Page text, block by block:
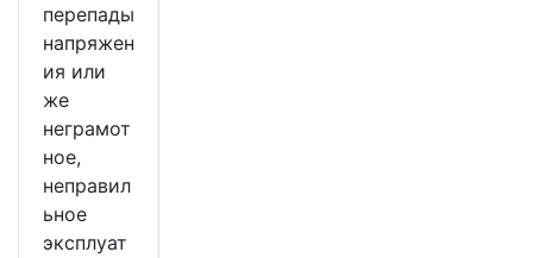
перепады
напряжен
ия или
же
неграмот
ное,
неправил
ьное
эксплуат